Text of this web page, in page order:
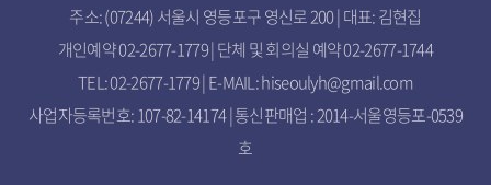
주소: (07244) 서울시 영등포구 영신로 200 | 대표: 김현집
개인예약 02-2677-1779 | 단체 및 회의실 예약 02-2677-1744
TEL: 02-2677-1779 | E-MAIL: hiseoulyh@gmail.com
사업자등록번호: 107-82-14174 | 통신판매업 : 2014-서울영등포-0539
호